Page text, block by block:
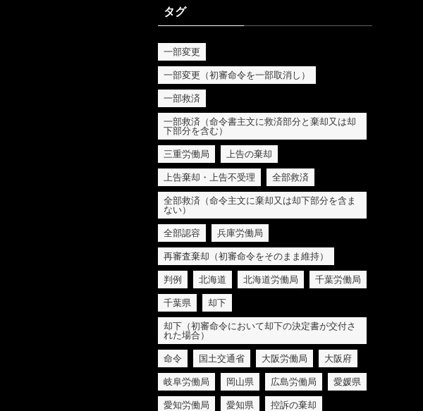
タグ
一部変更
一部変更（初審命令を一部取消し）
一部救済
一部救済（命令書主文に救済部分と棄却又は却
下部分を含む）
三重労働局 上告の棄却
上告棄却・上告不受理 全部救済
全部救済（命令主文に棄却又は却下部分を含ま
ない）
全部認容 兵庫労働局
再審査棄却（初審命令をそのまま維持）
判例 北海道 北海道労働局 千葉労働局
千葉県 却下
却下（初審命令において却下の決定書が交付さ
れた場合）
命令 国土交通省 大阪労働局 大阪府
岐阜労働局 岡山県 広島労働局 愛媛県
愛知労働局 愛知県 控訴の棄却